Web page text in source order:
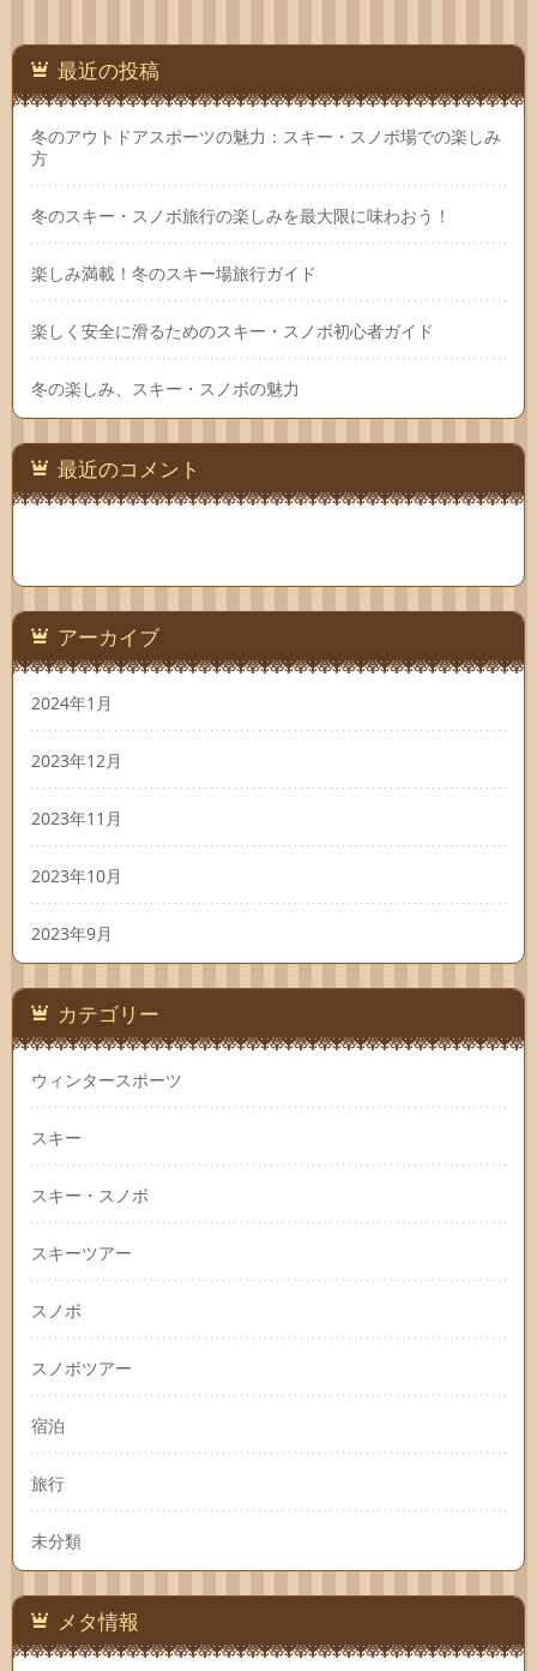
最近の投稿
冬のアウトドアスポーツの魅力：スキー・スノボ場での楽しみ
方
冬のスキー・スノボ旅行の楽しみを最大限に味わおう！
楽しみ満載！冬のスキー場旅行ガイド
楽しく安全に滑るためのスキー・スノボ初心者ガイド
冬の楽しみ、スキー・スノボの魅力
最近のコメント
アーカイブ
2024年1月
2023年12月
2023年11月
2023年10月
2023年9月
カテゴリー
ウィンタースポーツ
スキー
スキー・スノボ
スキーツアー
スノボ
スノボツアー
宿泊
旅行
未分類
メタ情報